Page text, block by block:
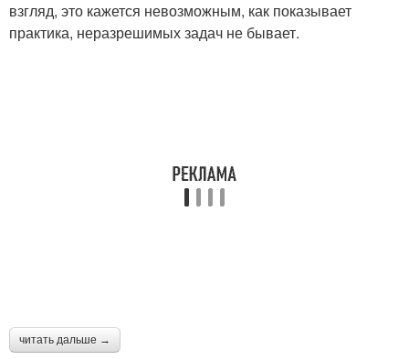
взгляд, это кажется невозможным, как показывает
практика, неразрешимых задач не бывает.
читать дальше →